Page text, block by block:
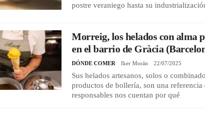
postre veraniego hasta su
Morreig, los helados con alma
en el barrio de Gràcia
DÓNDE COMER Iker Morán 22/07/2025
Sus helados artesanos, solos o
productos de bollería, son una referencia
responsables nos cuentan por qué